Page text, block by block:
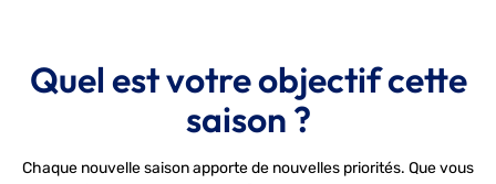
Quel est votre objectif cette
saison ?
Chaque nouvelle saison apporte de nouvelles priorités. Que vous